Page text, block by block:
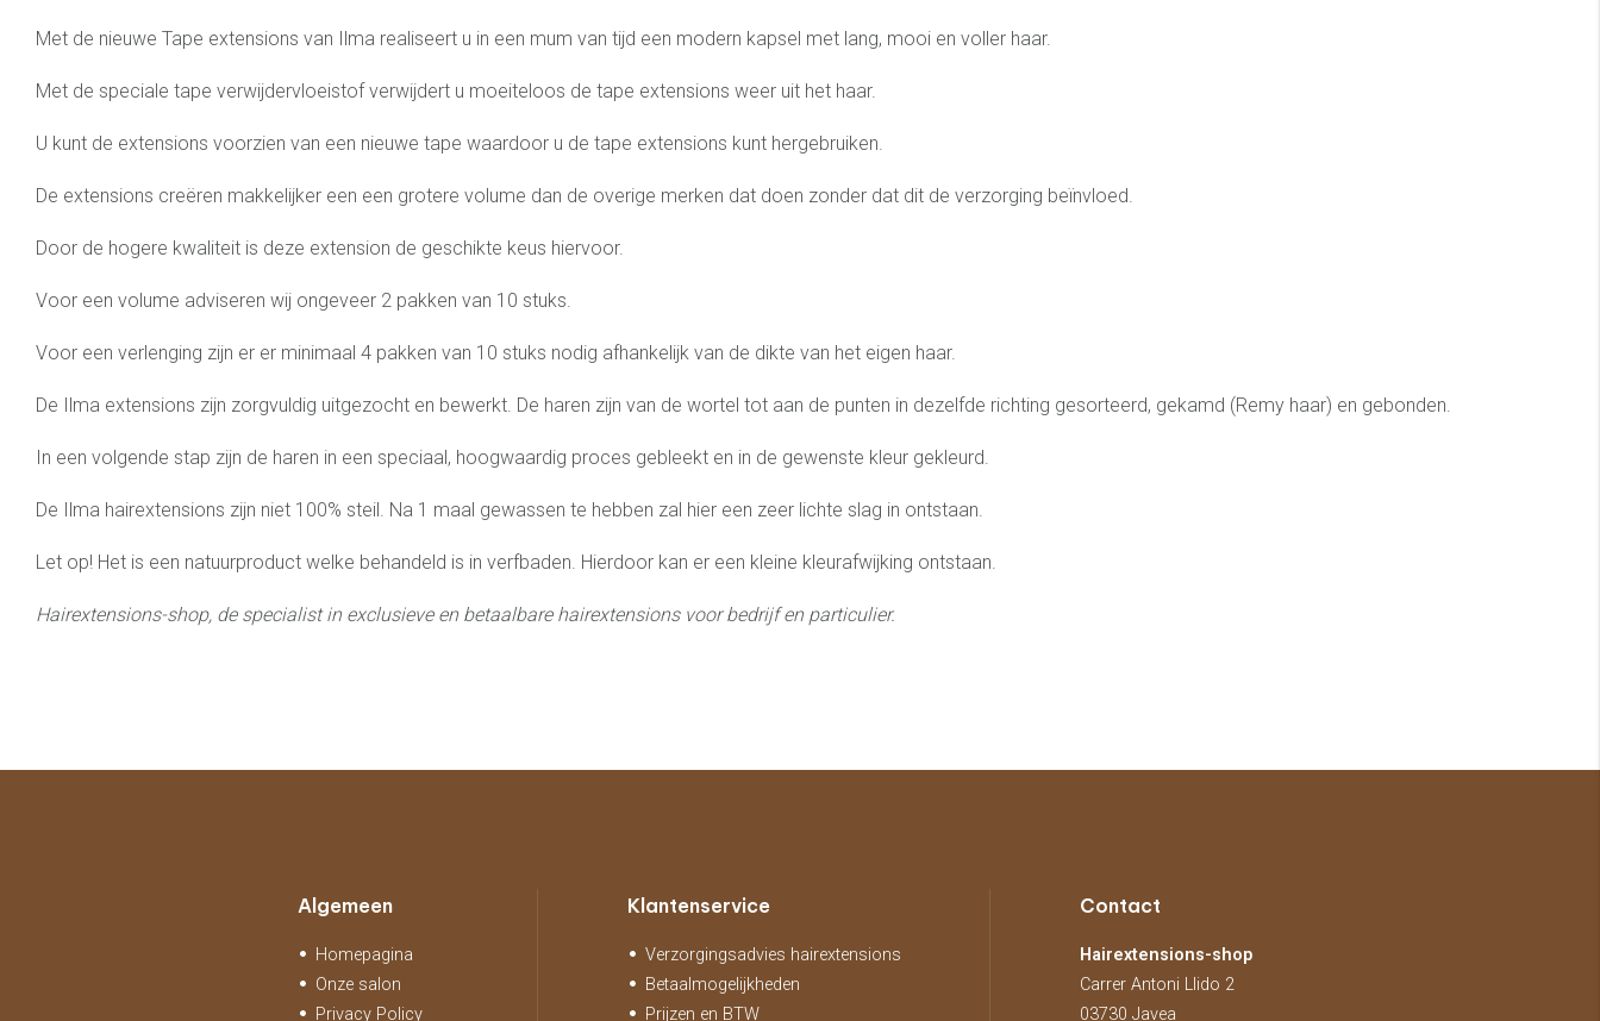
Met de nieuwe Tape extensions van Ilma realiseert u in een mum van tijd een modern kapsel met lang, mooi en voller haar.
Met de speciale tape verwijdervloeistof verwijdert u moeiteloos de tape extensions weer uit het haar.
U kunt de extensions voorzien van een nieuwe tape waardoor u de tape extensions kunt hergebruiken.
De extensions creëren makkelijker een een grotere volume dan de overige merken dat doen zonder dat dit de verzorging beïnvloed.
Door de hogere kwaliteit is deze extension de geschikte keus hiervoor.
Voor een volume adviseren wij ongeveer 2 pakken van 10 stuks.
Voor een verlenging zijn er er minimaal 4 pakken van 10 stuks nodig afhankelijk van de dikte van het eigen haar.
De Ilma extensions zijn zorgvuldig uitgezocht en bewerkt. De haren zijn van de wortel tot aan de punten in dezelfde richting gesorteerd, gekamd (Remy haar) en gebonden.
In een volgende stap zijn de haren in een speciaal, hoogwaardig proces gebleekt en in de gewenste kleur gekleurd.
De Ilma hairextensions zijn niet 100% steil. Na 1 maal gewassen te hebben zal hier een zeer lichte slag in ontstaan.
Let op! Het is een natuurproduct welke behandeld is in verfbaden. Hierdoor kan er een kleine kleurafwijking ontstaan.
Hairextensions-shop, de specialist in exclusieve en betaalbare hairextensions voor bedrijf en particulier.
Algemeen
Homepagina
Onze salon
Privacy Policy
Klantenservice
Verzorgingsadvies hairextensions
Betaalmogelijkheden
Prijzen en BTW
Contact
Hairextensions-shop
Carrer Antoni Llido 2
03730 Javea